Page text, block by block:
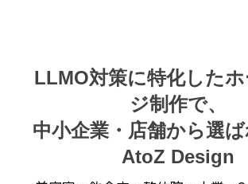
LLMO対策に特化した
ジ制作で、
中小企業・店舗から選
AtoZ Design